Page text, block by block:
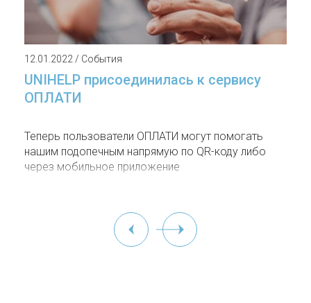
12.01.2022 / События
UNIHELP присоединилась к сервису
ОПЛАТИ
Теперь пользователи ОПЛАТИ могут помогать
нашим подопечным напрямую по QR-коду либо
через мобильное приложение